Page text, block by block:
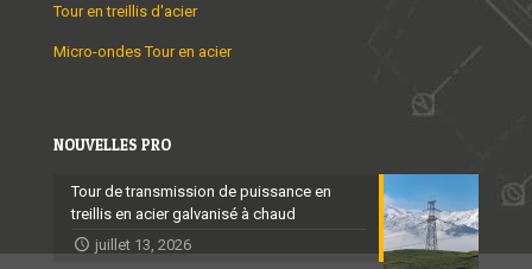
Tour en treillis d'acier
Micro-ondes Tour en acier
NOUVELLES PRO
Tour de transmission de puissance en
treillis en acier galvanisé à chaud
juillet 13, 2026